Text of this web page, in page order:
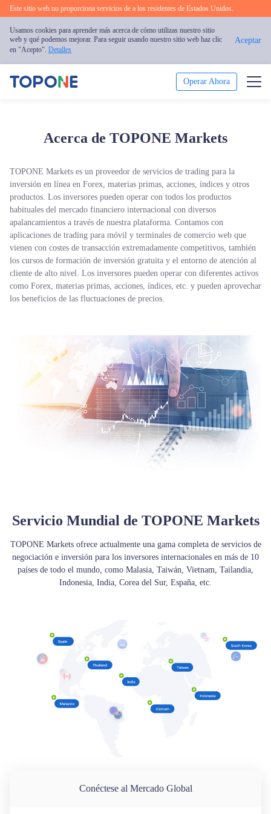
Este sitio web no proporciona servicios de a los residentes de Estados Unidos.
Usamos cookies para aprender más acerca de cómo utilizas nuestro sitio
web y qué podemos mejorar. Para seguir usando nuestro sitio web haz clic
en "Acepto". Detalles
Aceptar
Operar Ahora
Plataforma
Análisis de Mercado
Formación
Sobre Nosotros
Español
Trader | Partners
Acerca de TOPONE Markets
TOPONE Markets es un proveedor de servicios de trading para la
inversión en línea en Forex, materias primas, acciones, índices y otros
productos. Los inversores pueden operar con todos los productos
habituales del mercado financiero internacional con diversos
apalancamientos a través de nuestra plataforma. Contamos con
aplicaciones de trading para móvil y terminales de comercio web que
vienen con costes de transacción extremadamente competitivos, también
los cursos de formación de inversión gratuita y el entorno de atención al
cliente de alto nivel. Los inversores pueden operar con diferentes activos
como Forex, materias primas, acciones, índices, etc. y pueden aprovechar
los beneficios de las fluctuaciones de precios.
Servicio Mundial de TOPONE Markets
TOPONE Markets ofrece actualmente una gama completa de servicios de
negociación e inversión para los inversores internacionales en más de 10
países de todo el mundo, como Malasia, Taiwán, Vietnam, Tailandia,
Indonesia, India, Corea del Sur, España, etc.
Conéctese al Mercado Global